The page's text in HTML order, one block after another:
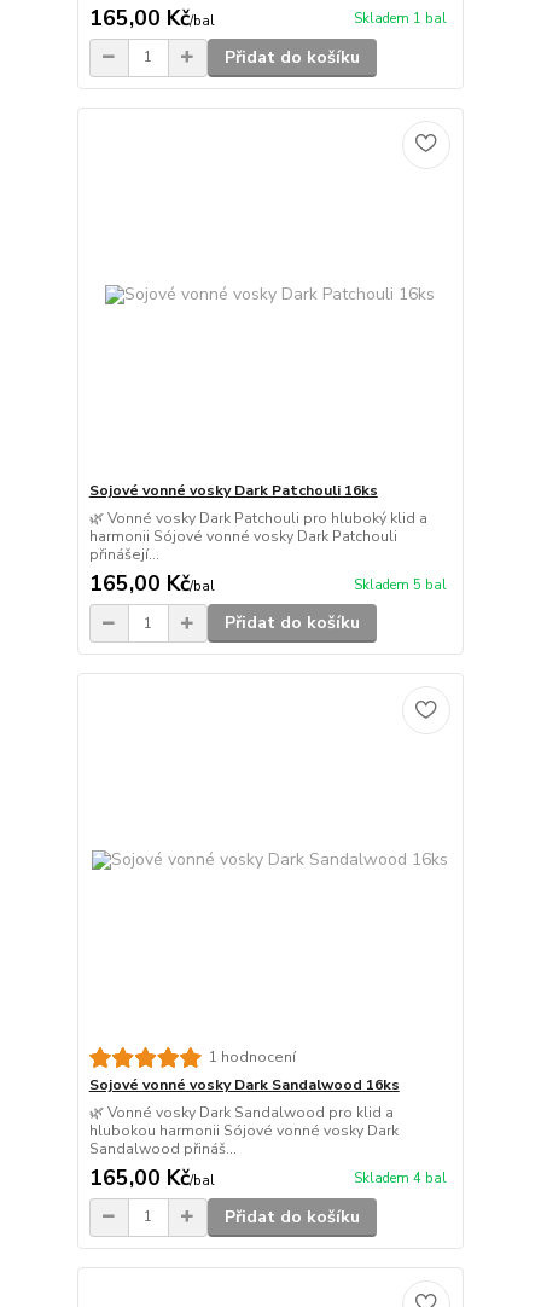
165,00 Kč/bal Skladem 1 bal
Přidat do košíku
Sojové vonné vosky Dark Patchouli 16ks
🌿 Vonné vosky Dark Patchouli pro hluboký klid a
harmonii Sójové vonné vosky Dark Patchouli
přinášejí...
165,00 Kč/bal Skladem 5 bal
Přidat do košíku
1 hodnocení
Sojové vonné vosky Dark Sandalwood 16ks
🌿 Vonné vosky Dark Sandalwood pro klid a
hlubokou harmonii Sójové vonné vosky Dark
Sandalwood přináš...
165,00 Kč/bal Skladem 4 bal
Přidat do košíku